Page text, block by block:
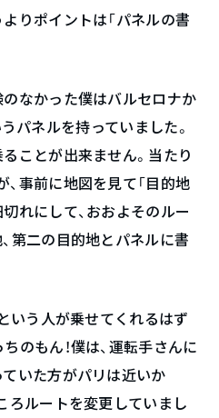
りポイントは「パネルの書
のなかった僕はバルセロナか
パネルを持っていました。
ことが出来ません。当たり
事前に地図を見て「目的地
れにして、おおよそのルー
第二の目的地とパネルに書
という人が乗せてくれるはず
のもん！僕は、運転手さんに
ていた方がパリは近いか
ろルートを変更していまし